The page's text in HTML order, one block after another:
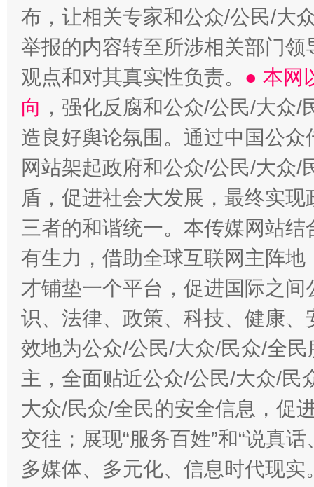
布，让相关专家和公众/公民/大
举报的内容转至所涉相关部门
观点和对其真实性负责。 ● 本网
向 ，强化反腐和公众/公民/大众
造良好舆论氛围。通过中国公
网站架起政府和公众/公民/大众
盾，促进社会大发展，最终实
三者的和谐统一。本传媒网站
有生力，借助全球互联网主阵
才铺垫一个平台，促进国际之
识、法律、政策、科技、健康
效地为公众/公民/大众/民众/全
主，全面贴近公众/公民/大众/民
大众/民众/全民的安全信息，促
交往；展现“服务百姓”和“说真
多媒体、多元化、信息时代现实